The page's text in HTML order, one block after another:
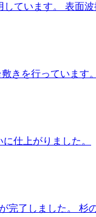
ています。 表面
きを行っています
仕上がりました。
完了しました。 杉